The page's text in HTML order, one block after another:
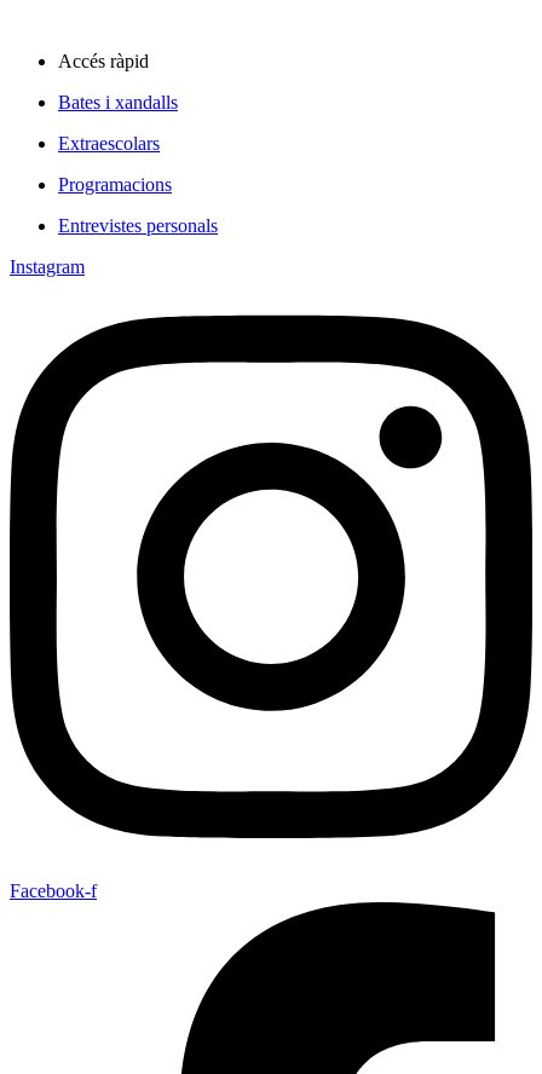
Accés ràpid
Bates i xandalls
Extraescolars
Programacions
Entrevistes personals
Instagram
Facebook-f